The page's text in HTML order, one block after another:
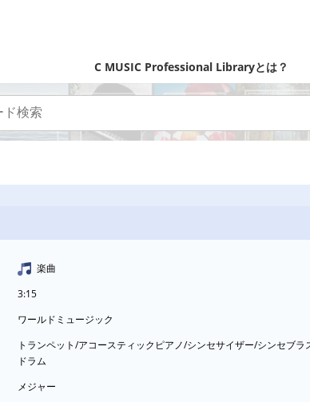
C MUSIC Professional Libraryとは？
楽曲
3:15
ワールドミュージック
トランペット/アコースティックピアノ/シンセサイザー/シンセブ
ドラム
メジャー